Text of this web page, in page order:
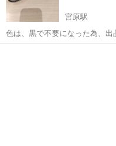
宮原駅
色は、黒で不要になった為、出